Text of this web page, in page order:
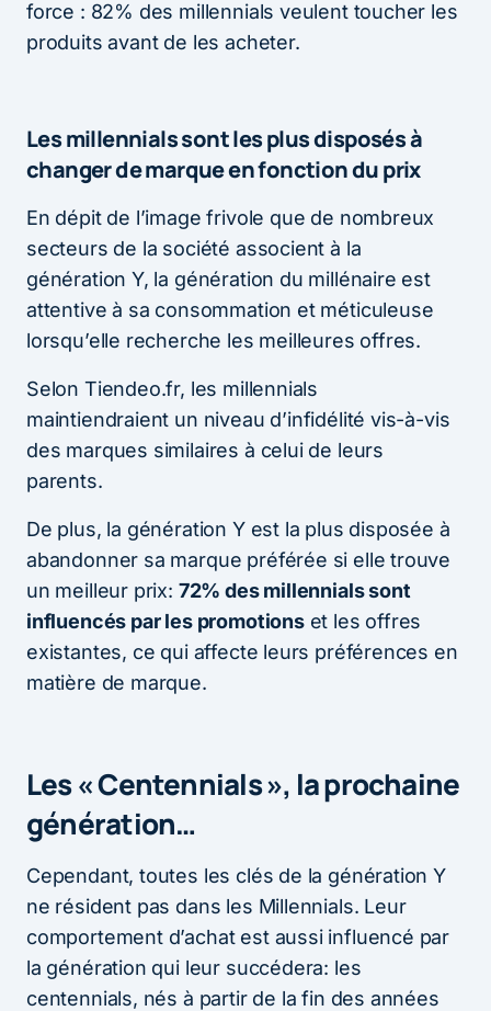
force : 82% des millennials veulent toucher les
produits avant de les acheter.
Les millennials sont les plus disposés à
changer de marque en fonction du prix
En dépit de l’image frivole que de nombreux
secteurs de la société associent à la
génération Y, la génération du millénaire est
attentive à sa consommation et méticuleuse
lorsqu’elle recherche les meilleures offres.
Selon Tiendeo.fr, les millennials
maintiendraient un niveau d’infidélité vis-à-vis
des marques similaires à celui de leurs
parents.
De plus, la génération Y est la plus disposée à
abandonner sa marque préférée si elle trouve
un meilleur prix: 72% des millennials sont
influencés par les promotionset les offres
existantes, ce qui affecte leurs préférences en
matière de marque.
Les « Centennials », la prochaine
génération…
Cependant, toutes les clés de la génération Y
ne résident pas dans les Millennials. Leur
comportement d’achat est aussi influencé par
la génération qui leur succédera: les
centennials, nés à partir de la fin des années